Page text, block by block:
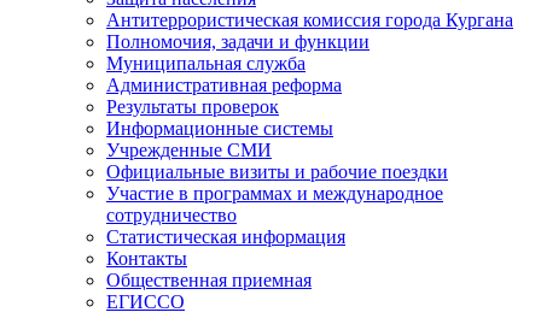
Антитеррористическая комиссия города Кургана
Полномочия, задачи и функции
Муниципальная служба
Административная реформа
Результаты проверок
Информационные системы
Учрежденные СМИ
Официальные визиты и рабочие поездки
Участие в программах и международное
сотрудничество
Статистическая информация
Контакты
Общественная приемная
ЕГИССО